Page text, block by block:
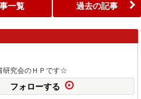
一覧 過去の記事
研究会のＨＰです☆
フォローする